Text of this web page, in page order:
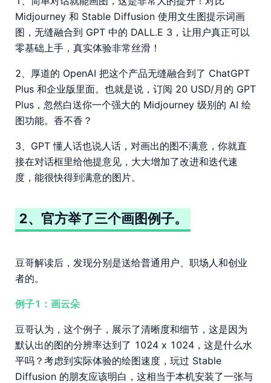
Midjourney 和 Stable Diffusion 使用文生图提示词画
图，无缝融合到 GPT 中的 DALL.E 3，让用户真正可以
零基础上手，真实体验非常丝滑！
2、厚道的 OpenAI 把这个产品无缝融合到了 ChatGPT
Plus 和企业版里面。也就是说，订阅 20 USD/月的 GPT
Plus，忽然白送你一个强大的 Midjourney 级别的 AI 绘
图功能。香不香？
3、GPT 懂人话也说人话，对画出的图不满意，你就直
接在对话框里给他提意见，大大增加了改进和迭代速
度，能很快得到满意的图片。
2、官方举了三个画图例子。
豆哥解读后，发现分别是送给普通用户、职场人和创业
者的。
例子1：画云朵
豆哥认为，这个例子，展示了清晰度和细节，这是因为
默认出的图的分辨率达到了 1024 x 1024，这是什么水
平吗？考虑到实际体验的绘图速度，玩过 Stable
Diffusion 的朋友应该明白，这相当于本机安装了一张与